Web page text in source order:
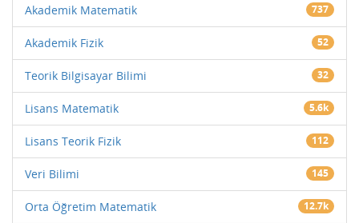
Akademik Matematik 737
Akademik Fizik 52
Teorik Bilgisayar Bilimi 32
Lisans Matematik 5.6k
Lisans Teorik Fizik 112
Veri Bilimi 145
Orta Öğretim Matematik 12.7k